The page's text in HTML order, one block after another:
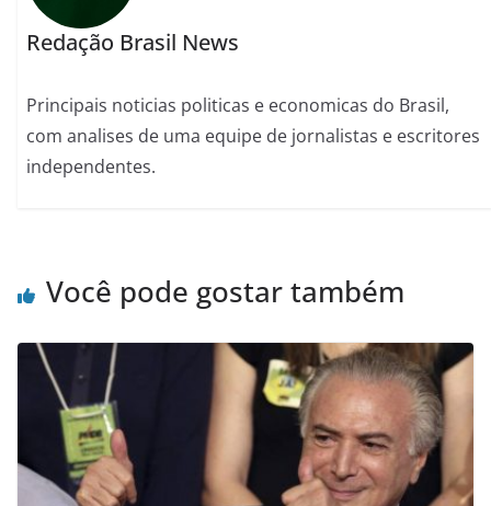
Redação Brasil News
Principais noticias politicas e economicas do Brasil,
com analises de uma equipe de jornalistas e escritores
independentes.
Você pode gostar também